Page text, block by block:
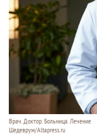
Врач. Доктор. Больница. Лечение
Шедеврум/Altapress.ru